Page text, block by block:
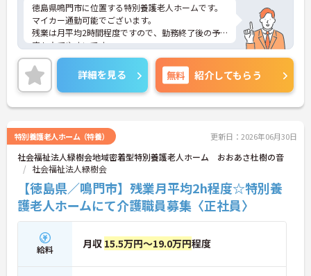
徳島県鳴門市に位置する特別養護老人ホームです。
マイカー通勤可能でございます。
残業は月平均2時間程度ですので、勤務終了後の予
定も立てやすいです。
昇給や賞与制度があり頑張りが評価されてしっかり
と職員に還元されます。
ご興味のある方には、面接対策ポイントなど、さら
に詳細をお話しいたしますのでお気軽にご相談くだ
さい！
詳細を見る 無料 紹介してもらう
特別養護老人ホーム（特養） 更新日：2026年06月30日
社会福祉法人緑樹会地域密着型特別養護老人ホーム おおあさ杜樹の音
社会福祉法人緑樹会
【徳島県／鳴門市】残業月平均2h程度☆特別養
護老人ホームにて介護職員募集〈正社員〉
給料 月収 15.5万円～19.0万円程度